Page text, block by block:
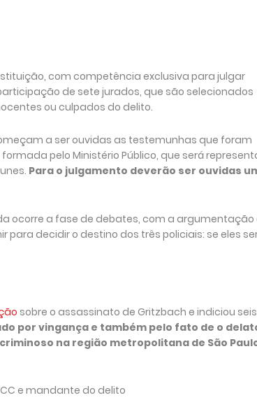
com competência exclusiva para julgar
de sete jurados, que são selecionados
ou culpados do delito.
a ser ouvidas as testemunhas que foram
pelo Ministério Público, que será
Para o julgamento deverão ser ouvidas
ocorre a fase de debates, com a argumentação
decidir o destino dos três policiais: se eles
sobre o assassinato de Gritzbach e indiciou seis
por vingança e também pelo fato de o
na região metropolitana de São
e mandante do delito